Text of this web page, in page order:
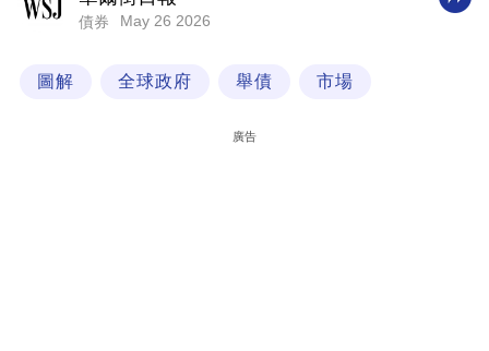
技
場
債券 May 26 2026
圖解 全球政府 舉債 市場
廣告